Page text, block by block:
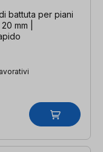
battuta per piani
mm |